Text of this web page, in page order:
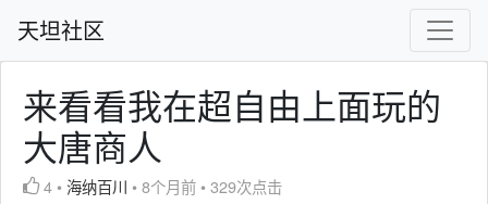
天坦社区
来看看我在超自由上面玩的
大唐商人
4 • 海纳百川 •8个月前 •329次点击